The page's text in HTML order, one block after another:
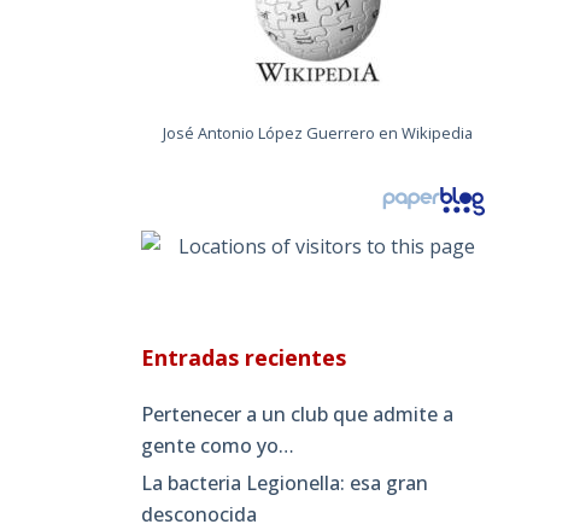
José Antonio López Guerrero en Wikipedia
Entradas recientes
Pertenecer a un club que admite a
gente como yo…
La bacteria Legionella: esa gran
desconocida